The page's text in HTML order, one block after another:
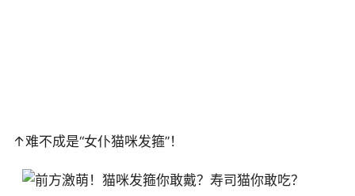
↑难不成是“女仆猫咪发箍”！